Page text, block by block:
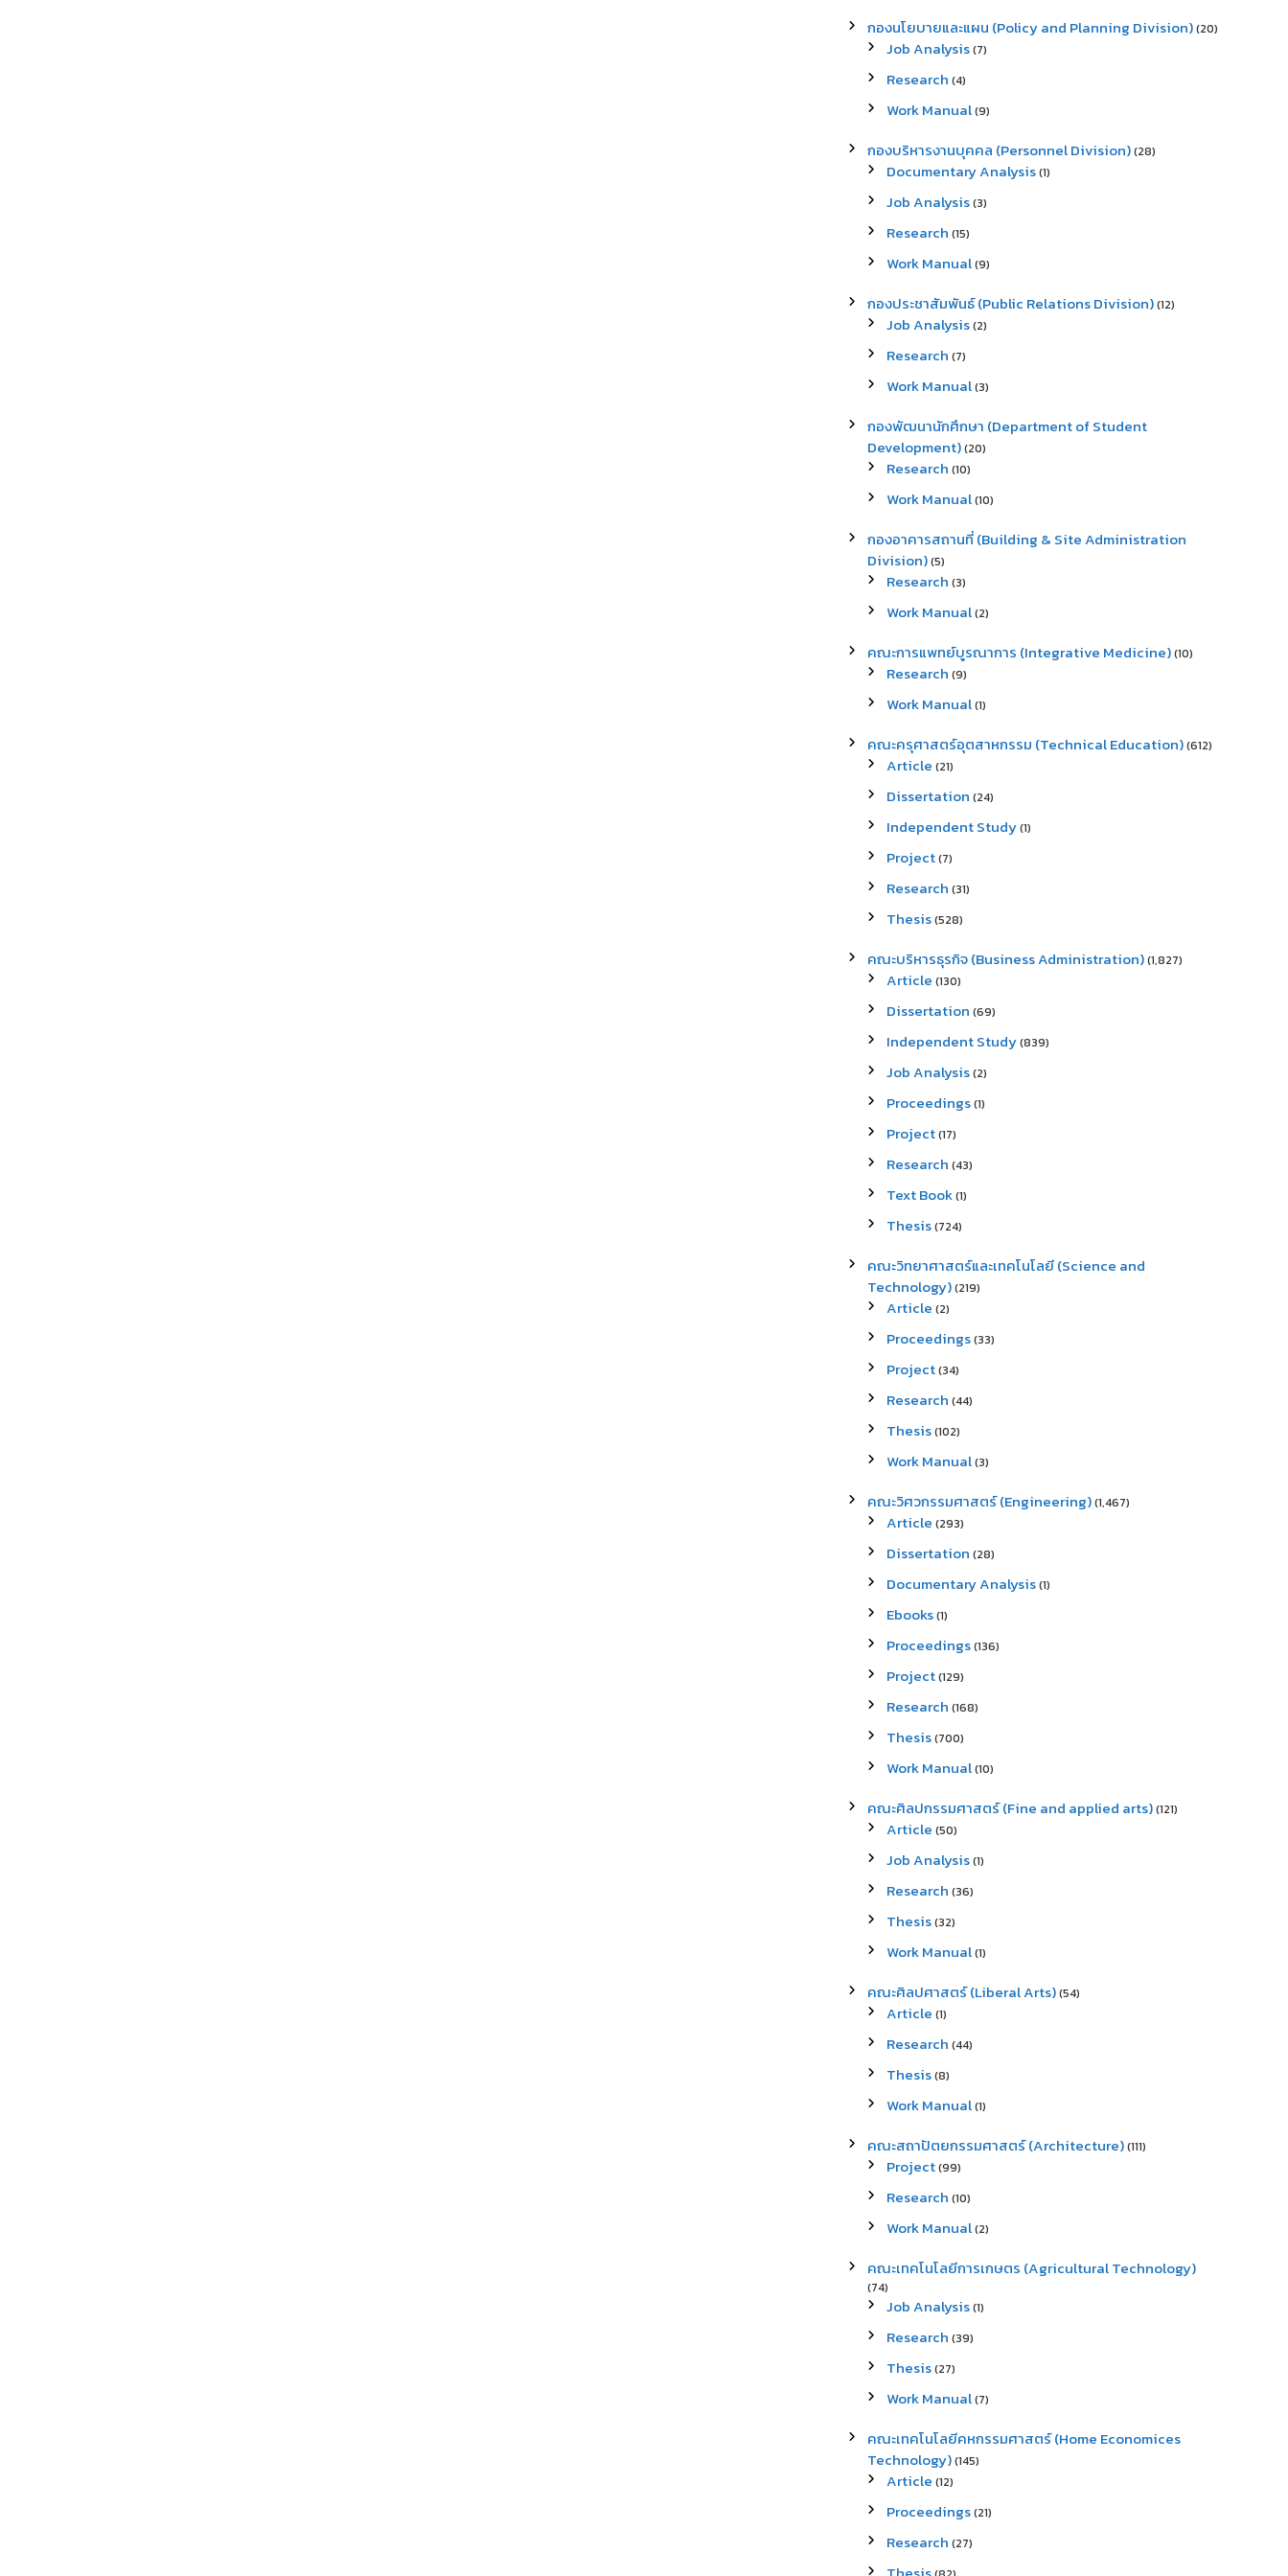
กองนโยบายและแผน (Policy and Planning Division)(20)
Job Analysis(7)
Research (4)
Work Manual(9)
กองบริหารงานบุคคล (Personnel Division)(28)
Documentary Analysis(1)
Job Analysis(3)
Research (15)
Work Manual(9)
กองประชาสัมพันธ์ (Public Relations Division)(12)
Job Analysis(2)
Research (7)
Work Manual(3)
กองพัฒนานักศึกษา (Department of Student
Development)(20)
Research (10)
Work Manual(10)
กองอาคารสถานที่ (Building & Site Administration
Division)(5)
Research (3)
Work Manual(2)
คณะการแพทย์บูรณาการ (Integrative Medicine)(10)
Research (9)
Work Manual(1)
คณะครุศาสตร์อุตสาหกรรม (Technical Education)(612)
Article (21)
Dissertation (24)
Independent Study(1)
Project(7)
Research (31)
Thesis(528)
คณะบริหารธุรกิจ (Business Administration)(1,827)
Article (130)
Dissertation (69)
Independent Study(839)
Job Analysis(2)
Proceedings(1)
Project(17)
Research (43)
Text Book(1)
Thesis(724)
คณะวิทยาศาสตร์และเทคโนโลยี (Science and
Technology)(219)
Article (2)
Proceedings(33)
Project(34)
Research (44)
Thesis(102)
Work Manual(3)
คณะวิศวกรรมศาสตร์ (Engineering)(1,467)
Article (293)
Dissertation (28)
Documentary Analysis(1)
Ebooks(1)
Proceedings(136)
Project(129)
Research (168)
Thesis(700)
Work Manual(10)
คณะศิลปกรรมศาสตร์ (Fine and applied arts)(121)
Article (50)
Job Analysis(1)
Research (36)
Thesis(32)
Work Manual(1)
คณะศิลปศาสตร์ (Liberal Arts)(54)
Article (1)
Research (44)
Thesis(8)
Work Manual(1)
คณะสถาปัตยกรรมศาสตร์ (Architecture)(111)
Project(99)
Research (10)
Work Manual(2)
คณะเทคโนโลยีการเกษตร (Agricultural Technology)
(74)
Job Analysis(1)
Research (39)
Thesis(27)
Work Manual(7)
คณะเทคโนโลยีคหกรรมศาสตร์ (Home Economices
Technology)(145)
Article (12)
Proceedings(21)
Research (27)